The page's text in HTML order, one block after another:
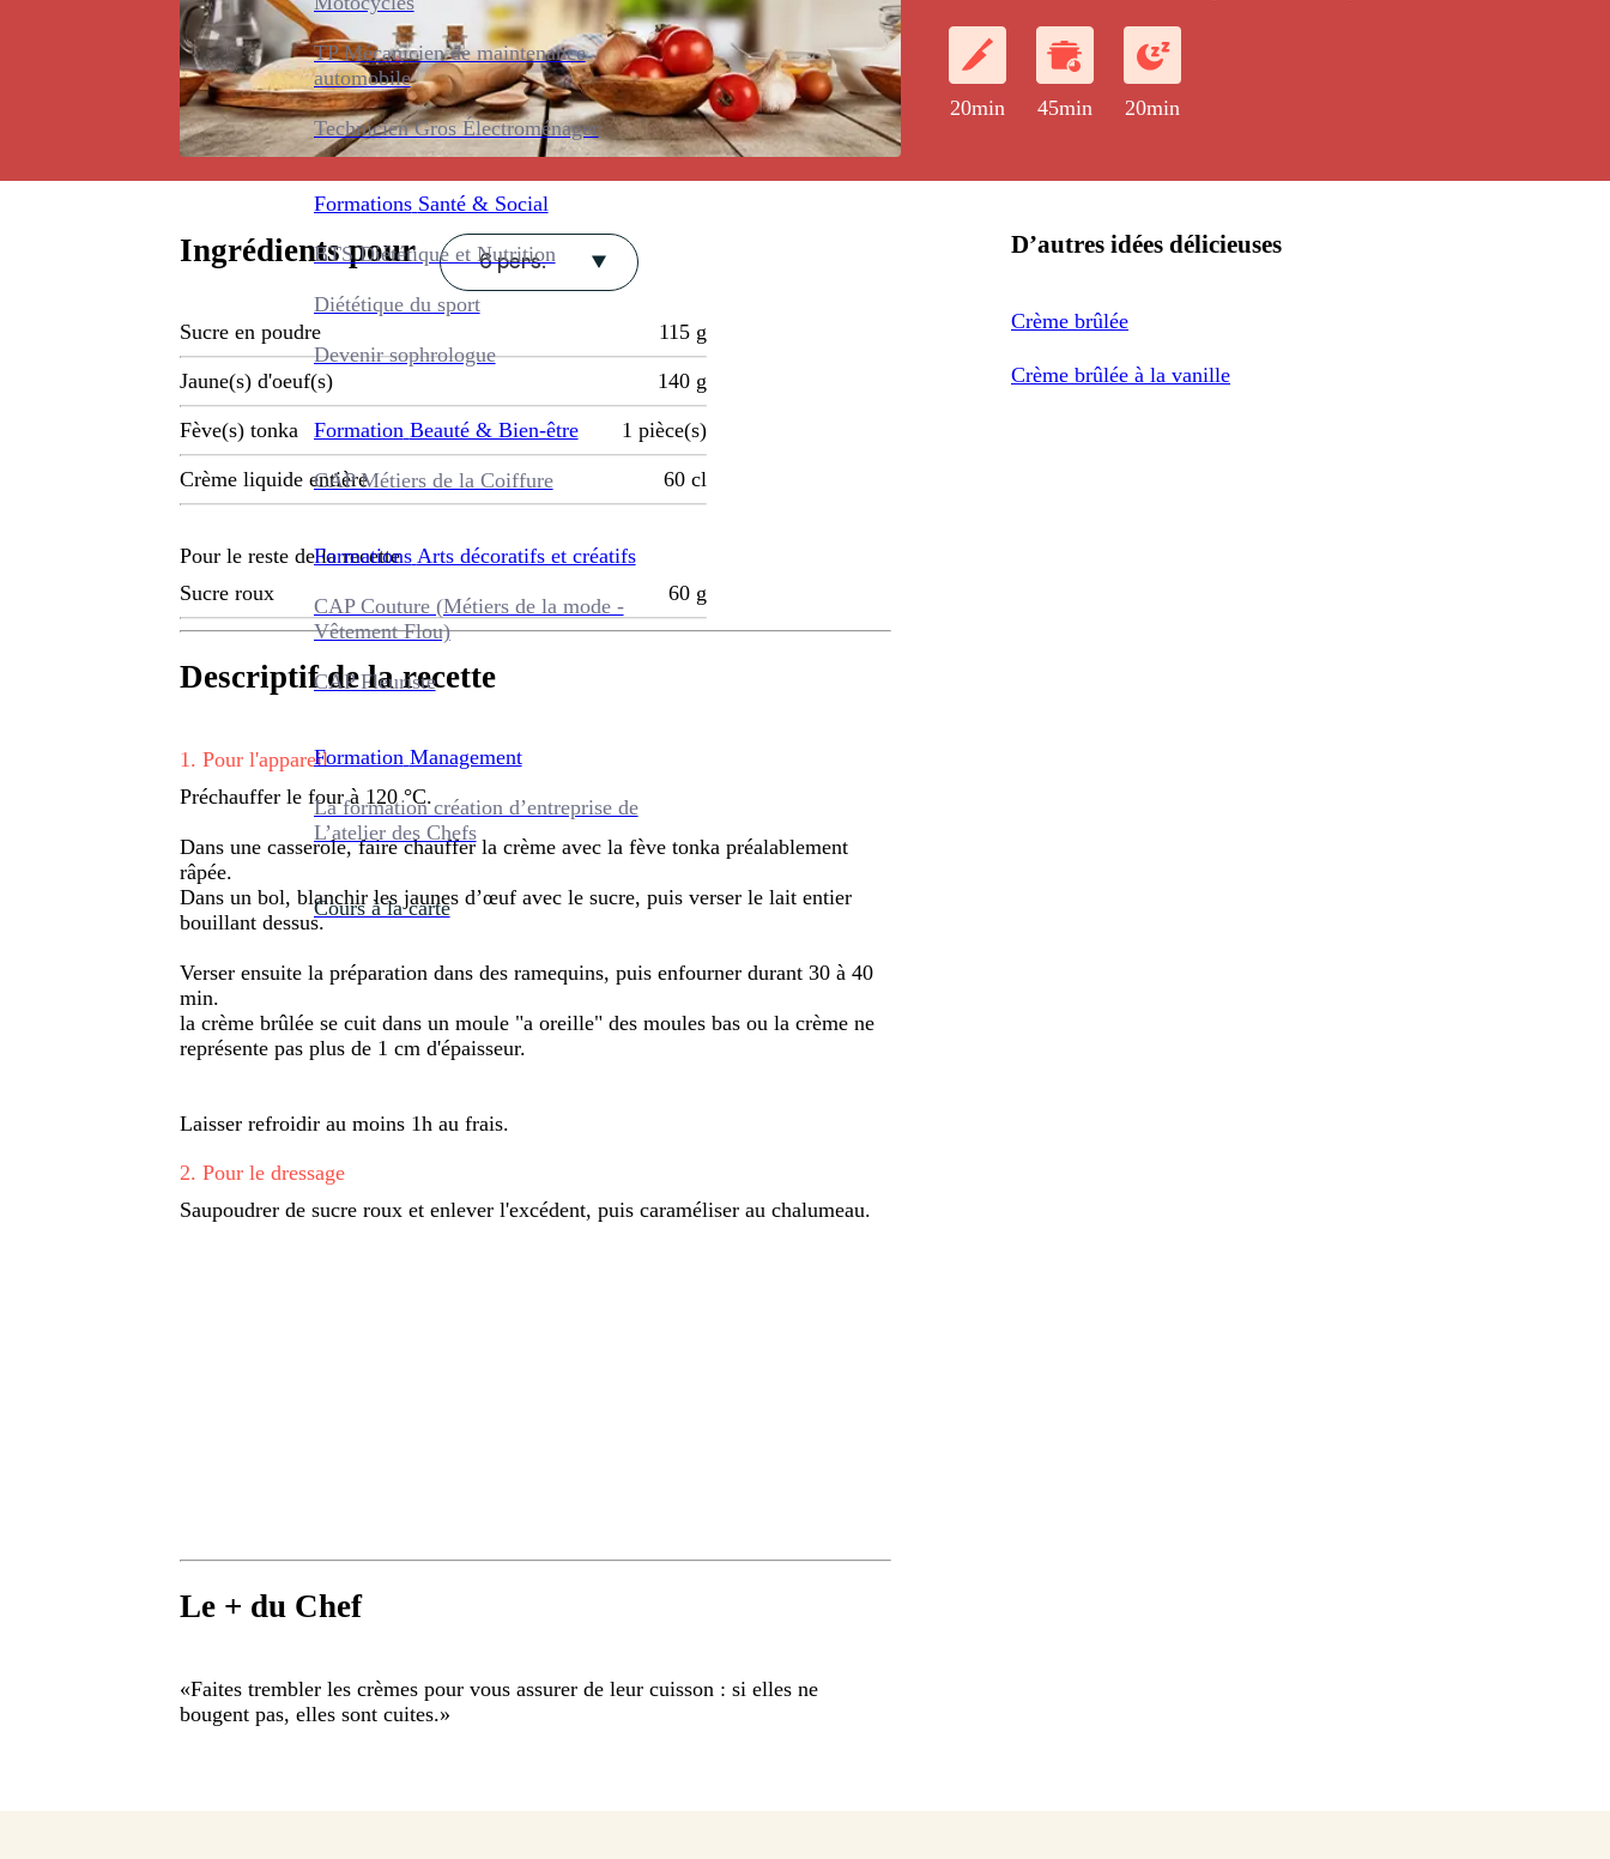
TP Mécanicien de maintenance
automobile
Technicien Gros Électroménager
Formations Santé & Social
BTS Diététique et Nutrition
Diététique du sport
Devenir sophrologue
Formation Beauté & Bien-être
CAP Métiers de la Coiffure
Formations Arts décoratifs et créatifs
CAP Couture (Métiers de la mode -
Vêtement Flou)
CAP Fleuriste
Formation Management
La formation création d’entreprise de
L’atelier des Chefs
Cours à la carte
20min 45min 20min
Ingrédients pour 6 pers.
Sucre en poudre 115 g
Jaune(s) d'oeuf(s) 140 g
Fève(s) tonka 1 pièce(s)
Crème liquide entière 60 cl
Pour le reste de la recette
Sucre roux
60 g
Descriptif de la recette
1 . Pour l'appareil
Préchauffer le four à 120 °C.
Dans une casserole, faire chauffer la crème avec la fève tonka préalablement
râpée.
Dans un bol, blanchir les jaunes d’œuf avec le sucre, puis verser le lait entier
bouillant dessus.
Verser ensuite la préparation dans des ramequins, puis enfourner durant 30 à 40
min.
la crème brûlée se cuit dans un moule "a oreille" des moules bas ou la crème ne
représente pas plus de 1 cm d'épaisseur.
Laisser refroidir au moins 1h au frais.
2. Pour le dressage
Saupoudrer de sucre roux et enlever l'excédent, puis caraméliser au chalumeau.
Le + du Chef
«Faites trembler les crèmes pour vous assurer de leur cuisson : si elles ne
bougent pas, elles sont cuites.»
D’autres idées délicieuses
Crème brûlée
Crème brûlée à la vanille